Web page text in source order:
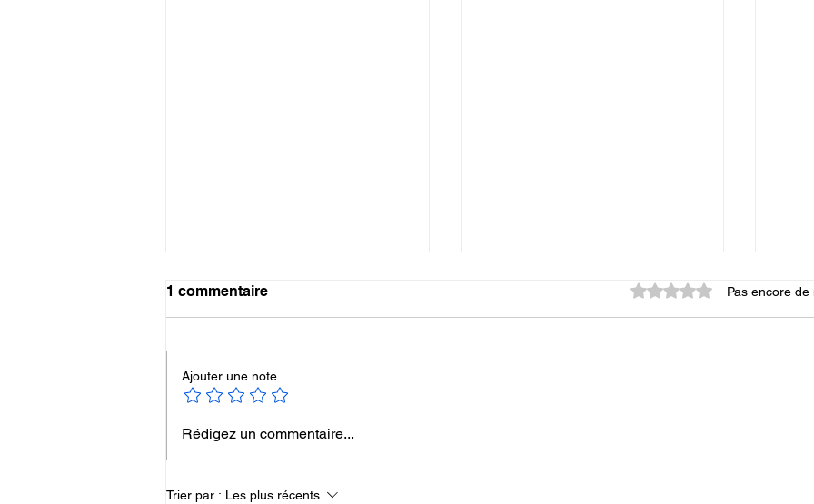
Informations et programme
1 commentaire Noté 0 étoile sur 5.Pas encore de
Ajouter une note
Rédigez un commentaire...
Trier par : Les plus récents